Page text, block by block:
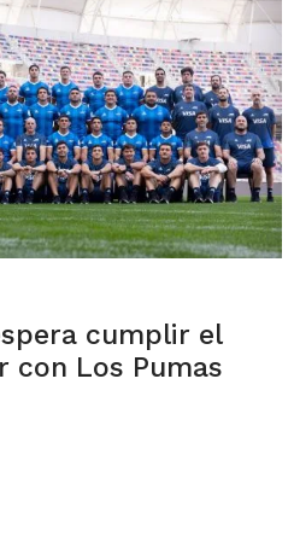
cumplir el
con Los Pumas